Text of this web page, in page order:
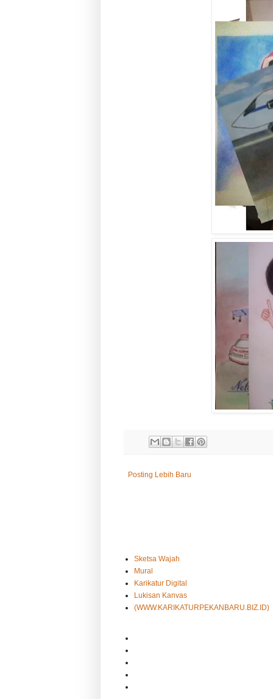
Posting Lebih Baru
Sketsa Wajah
Mural
Karikatur Digital
Lukisan Kanvas
(WWW.KARIKATURPEKANBARU.BIZ.ID)